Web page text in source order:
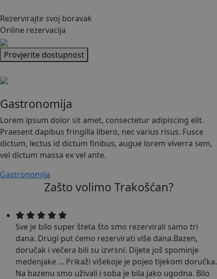
Rezervirajte svoj boravak
Online rezervacija
Provjerite dostupnost
Gastronomija
Lorem ipsum dolor sit amet, consectetur adipiscing elit.
Praesent dapibus fringilla libero, nec varius risus. Fusce
dictum, lectus id dictum finibus, augue lorem viverra sem,
vel dictum massa ex vel ante.
Gastronomija
Zašto volimo Trakošćan?
Sve je bilo super šteta što smo rezervirali samo tri
dana. Drugi put ćemo rezervirati više dana.Bazen,
doručak i večera bili su izvrsni. Dijete još spominje
medenjake ... Prikaži višekoje je pojeo tijekom doručka.
Na bazenu smo uživali i soba je bila jako ugodna. Bilo